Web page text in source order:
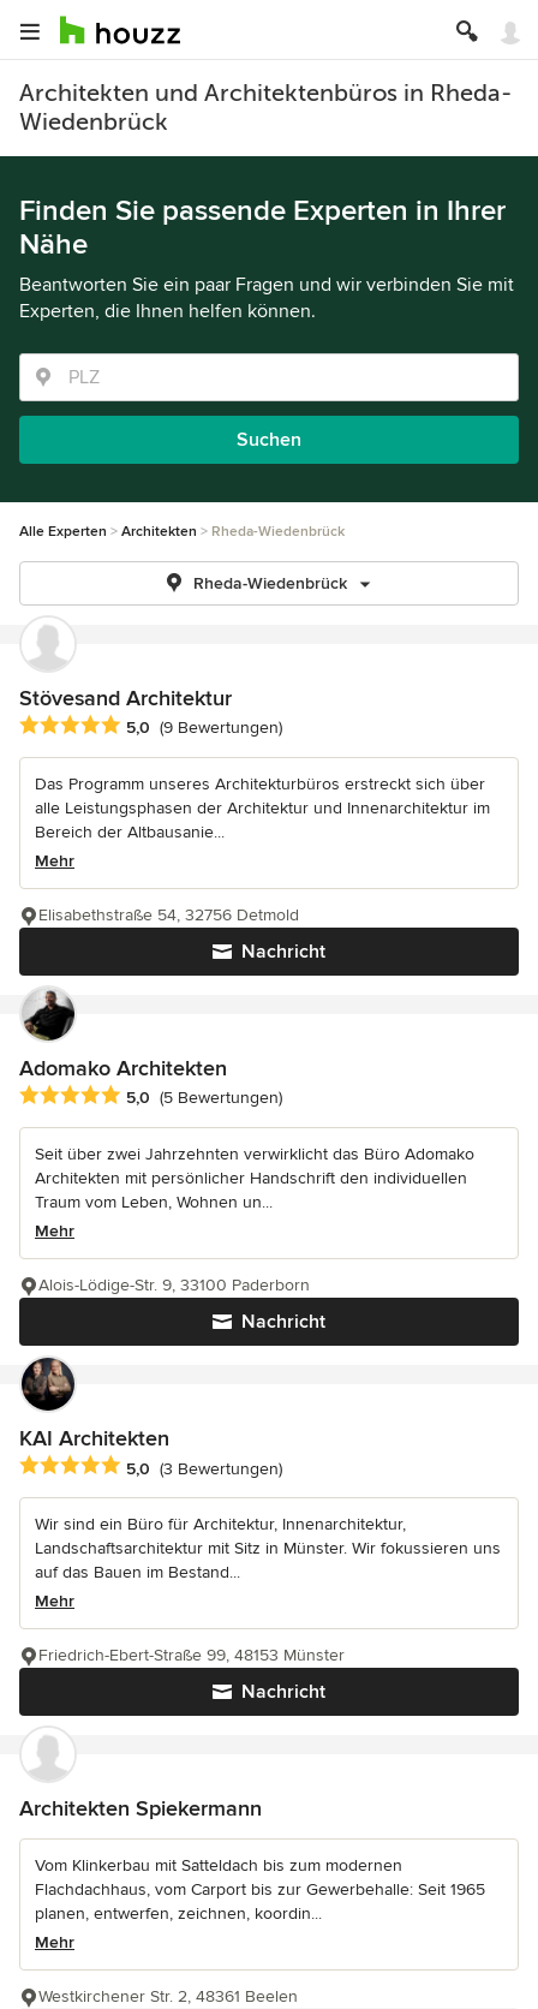
Architekten und Architektenbüros in Rheda-
Wiedenbrück
Finden Sie passende Experten in Ihrer
Nähe
Beantworten Sie ein paar Fragen und wir verbinden Sie mit
Experten, die Ihnen helfen können.
Suchen
Alle Experten Architekten Rheda-Wiedenbrück
Rheda-Wiedenbrück
Stövesand Architektur
Durchschnittliche Bewertung: 5 von 5 Sternen
5,0 (9 Bewertungen)
Das Programm unseres Architekturbüros erstreckt sich über
alle Leistungsphasen der Architektur und Innenarchitektur im
Bereich der Altbausanie...
Mehr
Nachricht
Elisabethstraße 54, 32756 Detmold
Adomako Architekten
Durchschnittliche Bewertung: 5 von 5 Sternen
5,0 (5 Bewertungen)
Seit über zwei Jahrzehnten verwirklicht das Büro Adomako
Architekten mit persönlicher Handschrift den individuellen
Traum vom Leben, Wohnen un...
Mehr
Nachricht
Alois-Lödige-Str. 9, 33100 Paderborn
KAI Architekten
Durchschnittliche Bewertung: 5 von 5 Sternen
5,0 (3 Bewertungen)
Wir sind ein Büro für Architektur, Innenarchitektur,
Landschaftsarchitektur mit Sitz in Münster. Wir fokussieren uns
auf das Bauen im Bestand...
Mehr
Nachricht
Friedrich-Ebert-Straße 99, 48153 Münster
Architekten Spiekermann
Vom Klinkerbau mit Satteldach bis zum modernen
Flachdachhaus, vom Carport bis zur Gewerbehalle: Seit 1965
planen, entwerfen, zeichnen, koordin...
Mehr
Westkirchener Str. 2, 48361 Beelen